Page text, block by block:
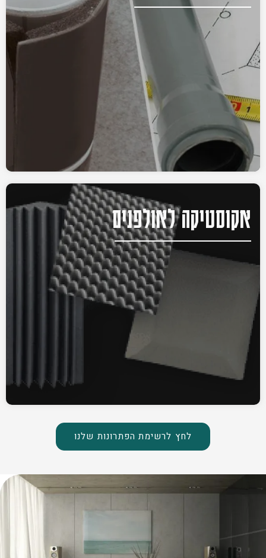
אקוסטיקה לאולפנים
לחץ לרשימת הפתרונות שלנו